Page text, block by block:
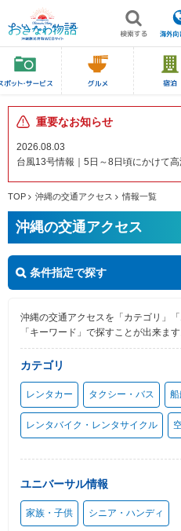
重要なお知らせ
2026.08.03
台風13号情報｜5日～8日頃にかけて
TOP 沖縄の交通アクセス 情報一覧
沖縄の交通アクセス
条件指定で探す
沖縄の交通アクセスを「カテゴリ」
「キーワード」で探すことが出来ます
カテゴリ
レンタカー タクシー・バス
レンタバイク・レンタサイクル
ユニバーサル情報
家族・子供 シニア・ハンディ